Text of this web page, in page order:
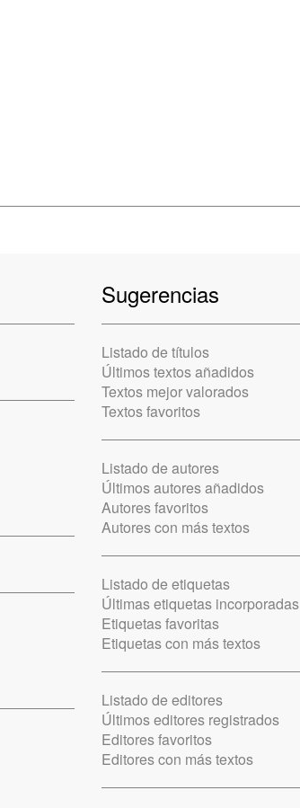
Sugerencias
Listado de títulos
Últimos textos añadidos
Textos mejor valorados
Textos favoritos
Listado de autores
Últimos autores añadidos
Autores favoritos
Autores con más textos
Listado de etiquetas
Últimas etiquetas incorporadas
Etiquetas favoritas
Etiquetas con más textos
Listado de editores
Últimos editores registrados
Editores favoritos
Editores con más textos